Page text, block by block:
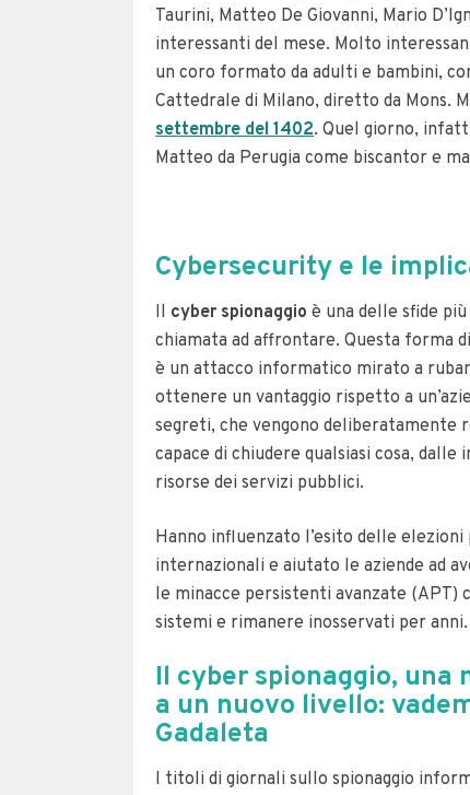
Taurini, Matteo De Giovanni, Mario
interessanti del mese. Molto
un coro formato da adulti e bambini,
Cattedrale di Milano, diretto da Mons.
settembre del 1402. Quel giorno,
Matteo da Perugia come biscantor e
Cybersecurity e le
Il cyber spionaggio è una delle sfide
chiamata ad affrontare. Questa forma
è un attacco informatico mirato a
ottenere un vantaggio rispetto a
segreti, che vengono deliberatamente
capace di chiudere qualsiasi cosa,
risorse dei servizi pubblici.
Hanno influenzato l’esito delle
internazionali e aiutato le aziende ad
le minacce persistenti avanzate (APT)
sistemi e rimanere inosservati per anni.
Il cyber spionaggio, una
a un nuovo livello:
Gadaleta
I titoli di giornali sullo spionaggio